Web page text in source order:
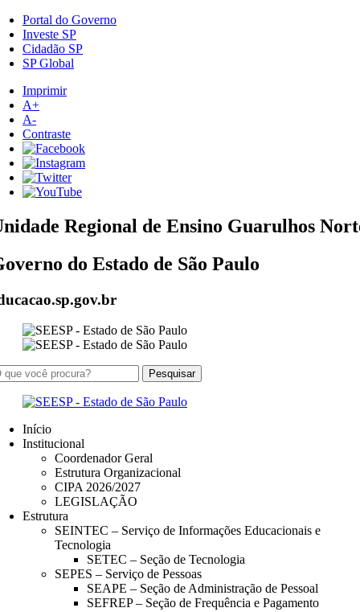
Portal do Governo
Investe SP
Cidadão SP
SP Global
Imprimir
A+
A-
Contraste
Regional de Ensino Guarulhos
do Estado de São Paulo
Início
Institucional
Coordenador Geral
Estrutura Organizacional
CIPA 2026/2027
LEGISLAÇÃO
Estrutura
SEINTEC – Serviço de Informações Educacionais e
Tecnologia
SETEC – Seção de Tecnologia
SEPES – Serviço de Pessoas
SEAPE – Seção de Administração de Pessoal
SEFREP – Seção de Frequência e Pagamento